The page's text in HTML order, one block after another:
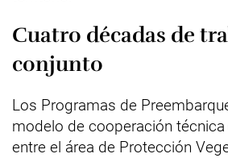
Cuatro décadas de
conjunto
Los Programas de
modelo de cooperación
entre el área de Protección